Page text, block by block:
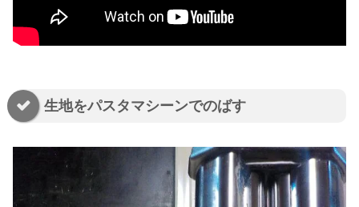
生地をパスタマシーンでのばす